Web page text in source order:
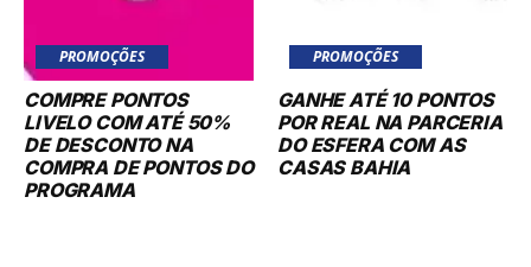
PROMOÇÕES
COMPRE PONTOS
LIVELO COM ATÉ 50%
DE DESCONTO NA
COMPRA DE PONTOS DO
PROGRAMA
PROMOÇÕES
GANHE ATÉ 10 PONTOS
POR REAL NA PARCERIA
DO ESFERA COM AS
CASAS BAHIA